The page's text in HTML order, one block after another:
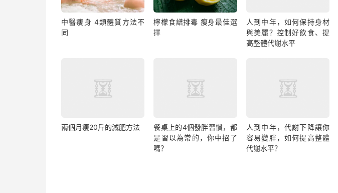
中醫瘦身 4類體質方法不
同
檸檬食譜排毒 瘦身最佳選
擇
人到中年，如何保持身材
與美麗？控制好飲食、提
高整體代謝水平
兩個月瘦20斤的減肥方法
餐桌上的4個發胖習慣，都
是習以為常的，你中招了
嗎？
人到中年，代謝下降讓你
容易變胖，如何提高整體
代謝水平？